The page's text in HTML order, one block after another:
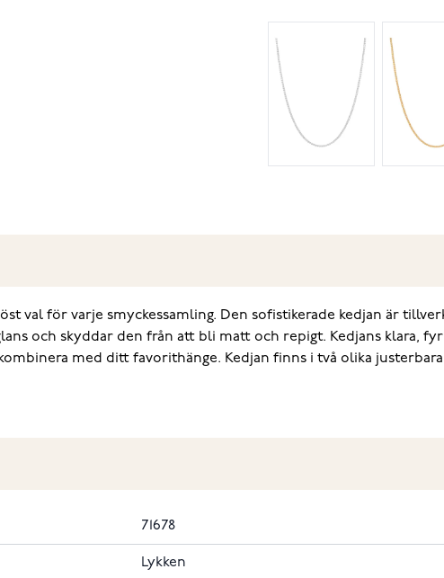
val för varje smyckessamling. Den sofistikerade kedjan är
och skyddar den från att bli matt och repigt. Kedjans klara,
med ditt favorithänge. Kedjan finns i två olika justerbara
71678
Lykken